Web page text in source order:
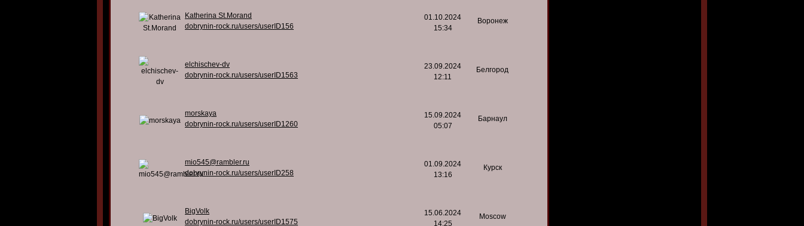
Katherina St.Morand
dobrynin-rock.ru/users/userID156
01.10.2024
15:34
Воронеж
elchischev-dv
dobrynin-rock.ru/users/userID1563
23.09.2024
12:11
Белгород
morskaya
dobrynin-rock.ru/users/userID1260
15.09.2024
05:07
Барнаул
mio545@rambler.ru
dobrynin-rock.ru/users/userID258
01.09.2024
13:16
Курск
BigVolk
dobrynin-rock.ru/users/userID1575
15.06.2024
14:25
Moscow